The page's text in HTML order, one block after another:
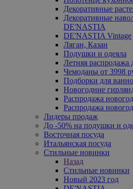
Декоративные
Декоративные
DE'NASTIA
DE'NASTIA Vintage
Ляган, Казан
Подушки и одеяла
Летняя распродажа
Чемоданы от 3998
Подборки для
Новогодние
Распродажа
Распродажа
Лидеры продаж
До -50% на подушки и
Восточная посуда
Итальянская посуда
Стильные новинки
Назад
Стильные новинки
Новый 2023 год